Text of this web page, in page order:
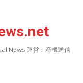
News 運営：産機通信